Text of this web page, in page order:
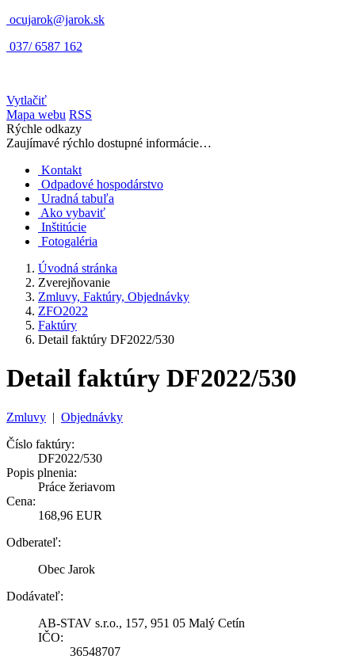
ocujarok@jarok.sk
037/ 6587 162
Vytlačiť
Mapa webu RSS
Rýchle odkazy
Zaujímavé rýchlo dostupné informácie…
Kontakt
Odpadové hospodárstvo
Uradná tabuľa
Ako vybaviť
Inštitúcie
Fotogaléria
Úvodná stránka
Zverejňovanie
Zmluvy, Faktúry, Objednávky
ZFO2022
Faktúry
Detail faktúry DF2022/530
Detail faktúry DF2022/530
Zmluvy | Objednávky
Číslo faktúry:
DF2022/530
Popis plnenia:
Práce žeriavom
Cena:
168,96 EUR
Odberateľ:
Obec Jarok
Dodávateľ:
AB-STAV s.r.o., 157, 951 05 Malý Cetín
IČO:
36548707